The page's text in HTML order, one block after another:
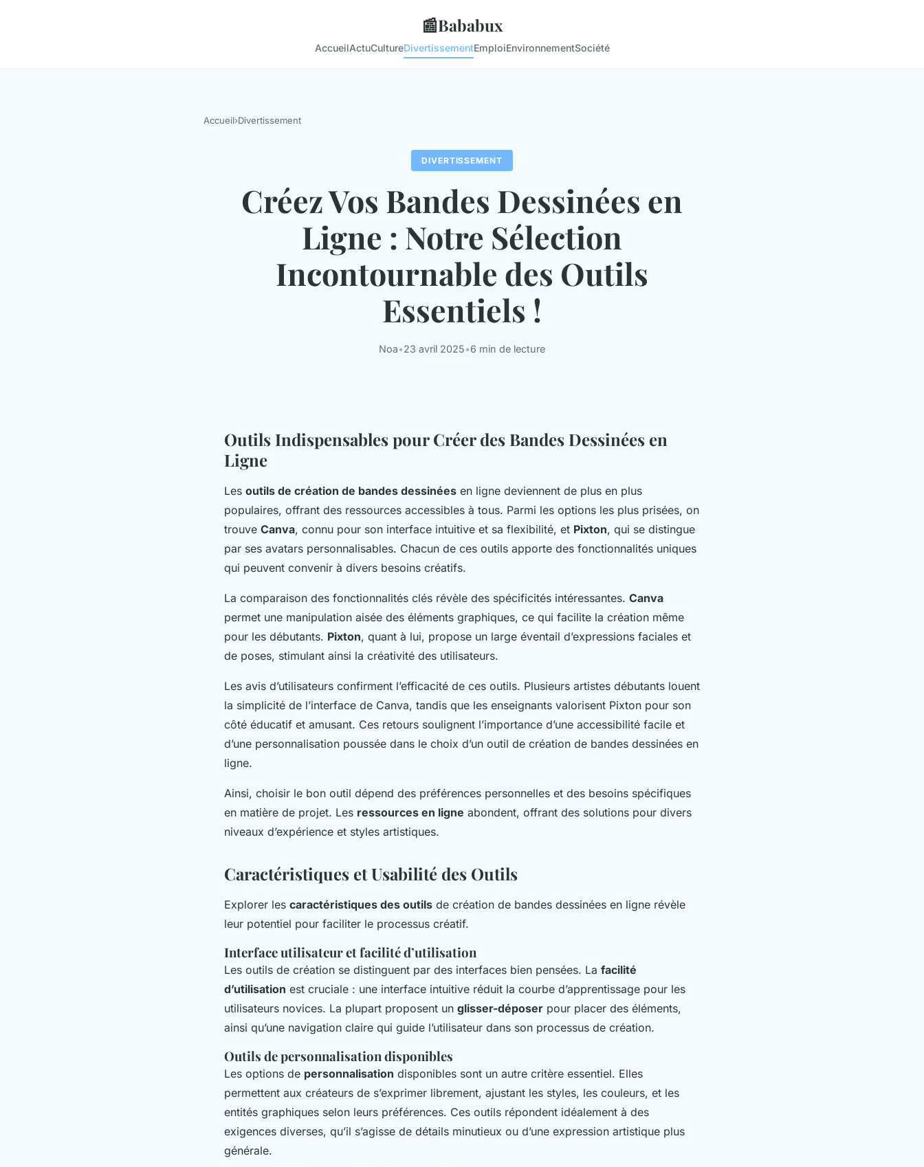
📰Bababux
AccueilActuCultureDivertissementEmploiEnvironnementSociété
Accueil›Divertissement
DIVERTISSEMENT
Créez Vos Bandes Dessinées en
Ligne : Notre Sélection
Incontournable des Outils
Essentiels !
Noa•23 avril 2025•6 min de lecture
Outils Indispensables pour Créer des Bandes Dessinées en
Ligne
Les outils de création de bandes dessinées en ligne deviennent de plus en plus
populaires, offrant des ressources accessibles à tous. Parmi les options les plus prisées, on
trouve Canva, connu pour son interface intuitive et sa flexibilité, et Pixton, qui se distingue
par ses avatars personnalisables. Chacun de ces outils apporte des fonctionnalités uniques
qui peuvent convenir à divers besoins créatifs.
La comparaison des fonctionnalités clés révèle des spécificités intéressantes. Canva
permet une manipulation aisée des éléments graphiques, ce qui facilite la création même
pour les débutants. Pixton, quant à lui, propose un large éventail d’expressions faciales et
de poses, stimulant ainsi la créativité des utilisateurs.
Les avis d’utilisateurs confirment l’efficacité de ces outils. Plusieurs artistes débutants louent
la simplicité de l’interface de Canva, tandis que les enseignants valorisent Pixton pour son
côté éducatif et amusant. Ces retours soulignent l’importance d’une accessibilité facile et
d’une personnalisation poussée dans le choix d’un outil de création de bandes dessinées en
ligne.
Ainsi, choisir le bon outil dépend des préférences personnelles et des besoins spécifiques
en matière de projet. Les ressources en ligne abondent, offrant des solutions pour divers
niveaux d’expérience et styles artistiques.
Caractéristiques et Usabilité des Outils
Explorer les caractéristiques des outils de création de bandes dessinées en ligne révèle
leur potentiel pour faciliter le processus créatif.
Interface utilisateur et facilité d’utilisation
Les outils de création se distinguent par des interfaces bien pensées. La facilité
d’utilisation est cruciale : une interface intuitive réduit la courbe d’apprentissage pour les
utilisateurs novices. La plupart proposent un glisser-déposer pour placer des éléments,
ainsi qu’une navigation claire qui guide l’utilisateur dans son processus de création.
Outils de personnalisation disponibles
Les options de personnalisation disponibles sont un autre critère essentiel. Elles
permettent aux créateurs de s’exprimer librement, ajustant les styles, les couleurs, et les
entités graphiques selon leurs préférences. Ces outils répondent idéalement à des
exigences diverses, qu’il s’agisse de détails minutieux ou d’une expression artistique plus
générale.